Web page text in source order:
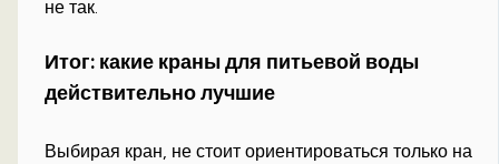
не так.
Итог: какие краны для питьевой воды
действительно лучшие
Выбирая кран, не стоит ориентироваться только на